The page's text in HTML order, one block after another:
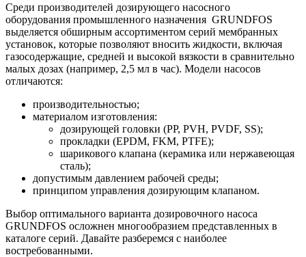
Среди производителей дозирующего насосного
оборудования промышленного назначения GRUNDFOS
выделяется обширным ассортиментом серий мембранных
установок, которые позволяют вносить жидкости, включая
газосодержащие, средней и высокой вязкости в сравнительно
малых дозах (например, 2,5 мл в час). Модели насосов
отличаются:
производительностью;
материалом изготовления:
дозирующей головки (PP, PVH, PVDF, SS);
прокладки (EPDM, FKM, PTFE);
шарикового клапана (керамика или нержавеющая
сталь);
допустимым давлением рабочей среды;
принципом управления дозирующим клапаном.
Выбор оптимального варианта дозировочного насоса
GRUNDFOS осложнен многообразием представленных в
каталоге серий. Давайте разберемся с наиболее
востребованными.